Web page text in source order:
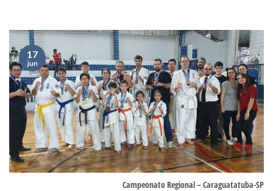
Campeonato Regional – Caraguatatuba-SP
17
jun